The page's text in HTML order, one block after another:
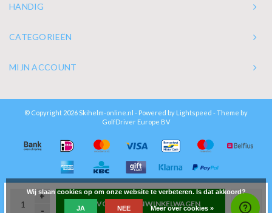
+
-
TOEVOEGEN AAN WINKELWAGEN
HANDIG
CATEGORIEËN
MIJN ACCOUNT
© Copyright 2026 Skihelm-online.nl - Powered by Lightspeed - Theme by
GolfDriver Europe BV
Wij slaan cookies op om onze website te verbeteren. Is dat akkoord?
JA NEE Meer over cookies »